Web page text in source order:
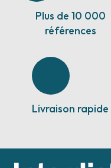
Plus de 10 000
références
Livraison rapide